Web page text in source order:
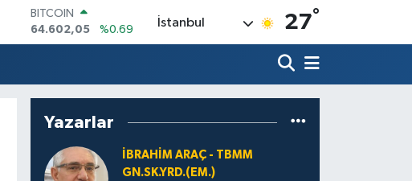
DOLAR
47,6006
%0.06
STERLİN
64,2398
%0.2
GRAM ALTIN
6513.94
%0.32
BİST100
13.768
%48
İstanbul 27°
Yazarlar
İBRAHIM ARAÇ - TBMM
GN.SK.YRD.(EM.)